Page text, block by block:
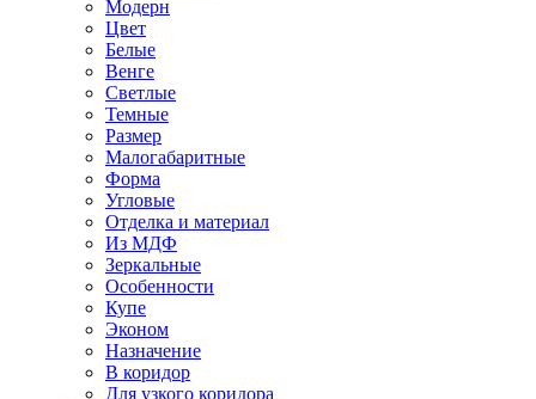
Модерн
Цвет
Белые
Венге
Светлые
Темные
Размер
Малогабаритные
Форма
Угловые
Отделка и материал
Из МДФ
Зеркальные
Особенности
Купе
Эконом
Назначение
В коридор
Для узкого коридора